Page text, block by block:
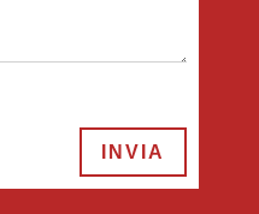
INVIA